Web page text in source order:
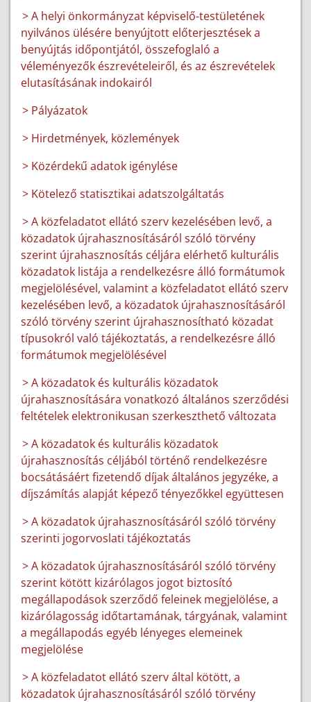
> A helyi önkormányzat képviselő-testületének
nyilvános ülésére benyújtott előterjesztések a
benyújtás időpontjától, összefoglaló a
véleményezők észrevételeiről, és az észrevételek
elutasításának indokairól
> Pályázatok
> Hirdetmények, közlemények
> Közérdekű adatok igénylése
> Kötelező statisztikai adatszolgáltatás
> A közfeladatot ellátó szerv kezelésében levő, a
közadatok újrahasznosításáról szóló törvény
szerint újrahasznosítás céljára elérhető kulturális
közadatok listája a rendelkezésre álló formátumok
megjelölésével, valamint a közfeladatot ellátó szerv
kezelésében levő, a közadatok újrahasznosításáról
szóló törvény szerint újrahasznosítható közadat
típusokról való tájékoztatás, a rendelkezésre álló
formátumok megjelölésével
> A közadatok és kulturális közadatok
újrahasznosítására vonatkozó általános szerződési
feltételek elektronikusan szerkeszthető változata
> A közadatok és kulturális közadatok
újrahasznosítás céljából történő rendelkezésre
bocsátásáért fizetendő díjak általános jegyzéke, a
díjszámítás alapját képező tényezőkkel együttesen
> A közadatok újrahasznosításáról szóló törvény
szerinti jogorvoslati tájékoztatás
> A közadatok újrahasznosításáról szóló törvény
szerint kötött kizárólagos jogot biztosító
megállapodások szerződő feleinek megjelölése, a
kizárólagosság időtartamának, tárgyának, valamint
a megállapodás egyéb lényeges elemeinek
megjelölése
> A közfeladatot ellátó szerv által kötött, a
közadatok újrahasznosításáról szóló törvény